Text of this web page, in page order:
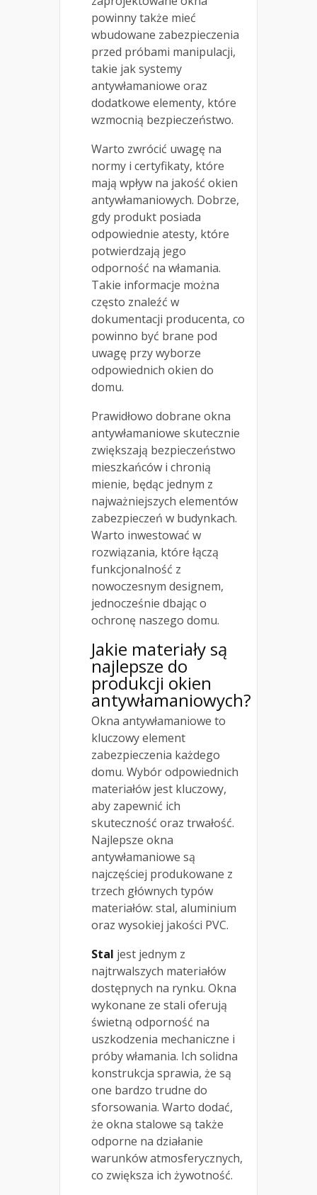
powinny także mieć
wbudowane zabezpieczenia
przed próbami manipulacji,
takie jak systemy
antywłamaniowe oraz
dodatkowe elementy, które
wzmocnią bezpieczeństwo.
Warto zwrócić uwagę na
normy i certyfikaty, które
mają wpływ na jakość okien
antywłamaniowych. Dobrze,
gdy produkt posiada
odpowiednie atesty, które
potwierdzają jego
odporność na włamania.
Takie informacje można
często znaleźć w
dokumentacji producenta, co
powinno być brane pod
uwagę przy wyborze
odpowiednich okien do
domu.
Prawidłowo dobrane okna
antywłamaniowe skutecznie
zwiększają bezpieczeństwo
mieszkańców i chronią
mienie, będąc jednym z
najważniejszych elementów
zabezpieczeń w budynkach.
Warto inwestować w
rozwiązania, które łączą
funkcjonalność z
nowoczesnym designem,
jednocześnie dbając o
ochronę naszego domu.
Jakie materiały są
najlepsze do
produkcji okien
antywłamaniowych?
Okna antywłamaniowe to
kluczowy element
zabezpieczenia każdego
domu. Wybór odpowiednich
materiałów jest kluczowy,
aby zapewnić ich
skuteczność oraz trwałość.
Najlepsze okna
antywłamaniowe są
najczęściej produkowane z
trzech głównych typów
materiałów: stal, aluminium
oraz wysokiej jakości PVC.
Stal jest jednym z
najtrwalszych materiałów
dostępnych na rynku. Okna
wykonane ze stali oferują
świetną odporność na
uszkodzenia mechaniczne i
próby włamania. Ich solidna
konstrukcja sprawia, że są
one bardzo trudne do
sforsowania. Warto dodać,
że okna stalowe są także
odporne na działanie
warunków atmosferycznych,
co zwiększa ich żywotność.